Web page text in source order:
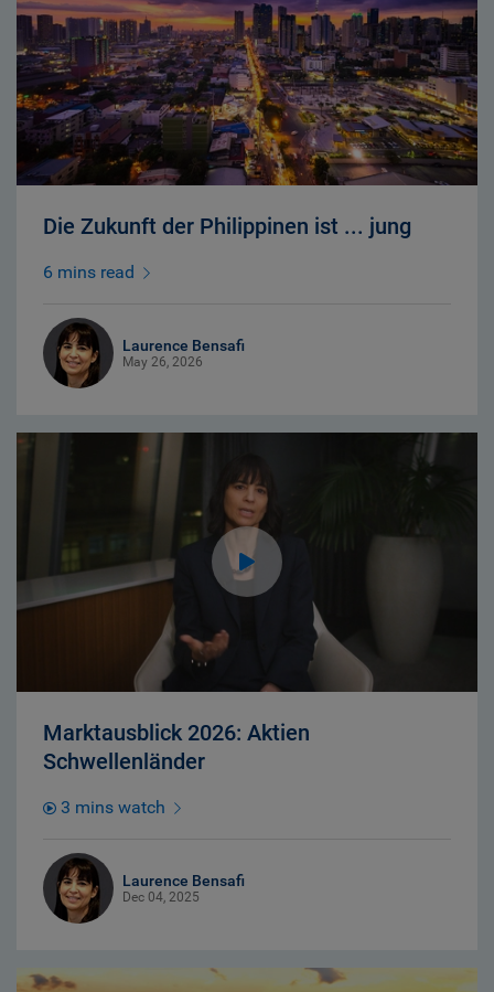
Die Zukunft der Philippinen ist ... jung
6 mins read
Laurence Bensafi
May 26, 2026
Marktausblick 2026: Aktien
Schwellenländer
3 mins watch
Laurence Bensafi
Dec 04, 2025